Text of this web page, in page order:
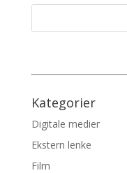
Kategorier
Digitale medier
Ekstern lenke
Film